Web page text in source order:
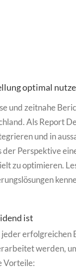
optimal
und zeitnahe
Als Report
und in
Perspektive
zu optimieren.
ist
erfolgreichen
werden,
Vorteile: